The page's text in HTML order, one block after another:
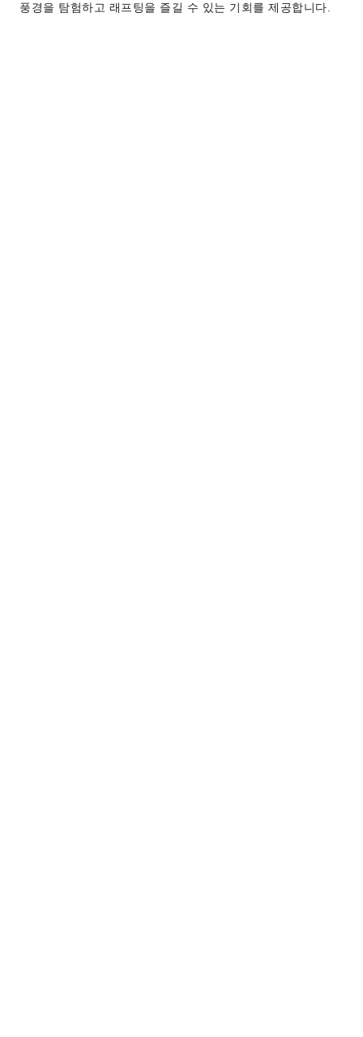
풍경을 탐험하고 래프팅을 즐길 수 있는 기회를 제공합니다.